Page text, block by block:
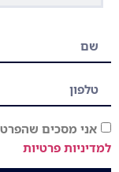
אני מסכים
למדיניות פרטיות